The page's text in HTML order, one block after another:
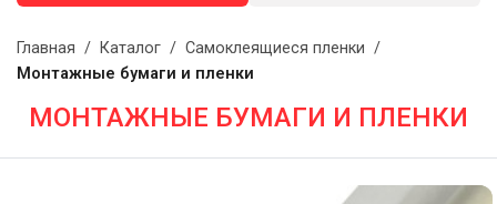
Главная / Каталог / Самоклеящиеся пленки /
Монтажные бумаги и пленки
МОНТАЖНЫЕ БУМАГИ И ПЛЕНКИ